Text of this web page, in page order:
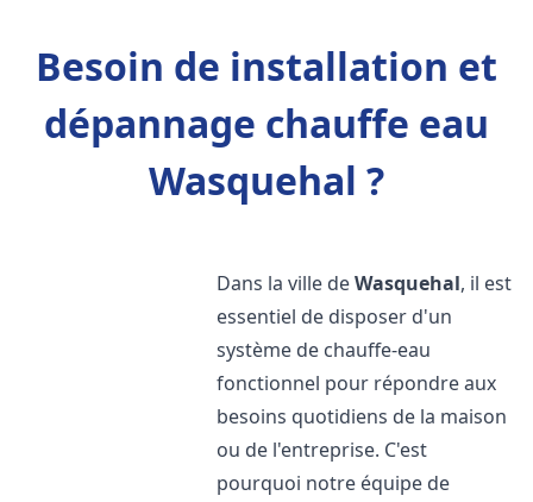
Besoin de installation et
dépannage chauffe eau
Wasquehal ?
Dans la ville deWasquehal, il est
essentiel de disposer d'un
système de chauffe-eau
fonctionnel pour répondre aux
besoins quotidiens de la maison
ou de l'entreprise. C'est
pourquoi notre équipe de